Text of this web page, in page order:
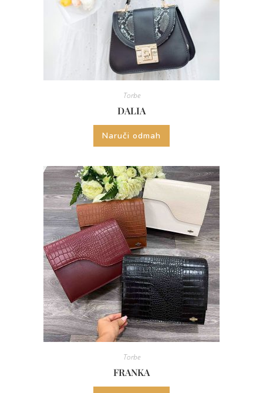
Torbe
DALIA
Naruči odmah
Torbe
FRANKA